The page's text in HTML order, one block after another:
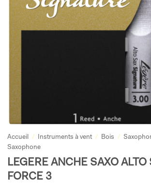
Accueil / Instruments à vent / Bois /
Saxophone
LEGERE ANCHE SAXO ALTO
FORCE 3